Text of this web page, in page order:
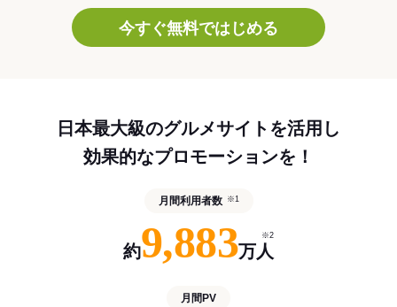
今すぐ無料ではじめる
日本最大級のグルメサイトを活用し
効果的なプロモーションを！
月間利用者数 ※1
約9,883万人
※2
月間PV